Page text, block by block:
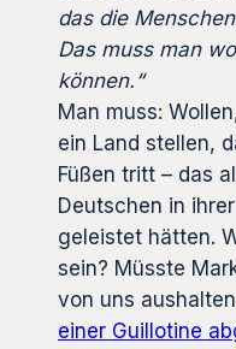
das die
Das muss man
können.“
Man muss:
ein Land stellen,
Füßen tritt – das
Deutschen in
geleistet hätten.
sein? Müsste
von uns
einer Guillotine